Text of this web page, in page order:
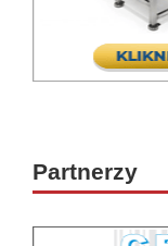
Partnerzy